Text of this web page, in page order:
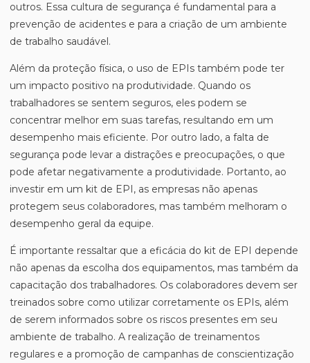
outros. Essa cultura de segurança é fundamental para a
prevenção de acidentes e para a criação de um ambiente
de trabalho saudável.
Além da proteção física, o uso de EPIs também pode ter
um impacto positivo na produtividade. Quando os
trabalhadores se sentem seguros, eles podem se
concentrar melhor em suas tarefas, resultando em um
desempenho mais eficiente. Por outro lado, a falta de
segurança pode levar a distrações e preocupações, o que
pode afetar negativamente a produtividade. Portanto, ao
investir em um kit de EPI, as empresas não apenas
protegem seus colaboradores, mas também melhoram o
desempenho geral da equipe.
É importante ressaltar que a eficácia do kit de EPI depende
não apenas da escolha dos equipamentos, mas também da
capacitação dos trabalhadores. Os colaboradores devem ser
treinados sobre como utilizar corretamente os EPIs, além
de serem informados sobre os riscos presentes em seu
ambiente de trabalho. A realização de treinamentos
regulares e a promoção de campanhas de conscientização